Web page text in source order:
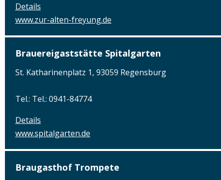
Details
www.zur-alten-freyung.de
Brauereigaststätte Spitalgarten
St. Katharinenplatz 1, 93059 Regensburg
Tel.: Tel.: 0941-84774
Details
www.spitalgarten.de
Braugasthof Trompete